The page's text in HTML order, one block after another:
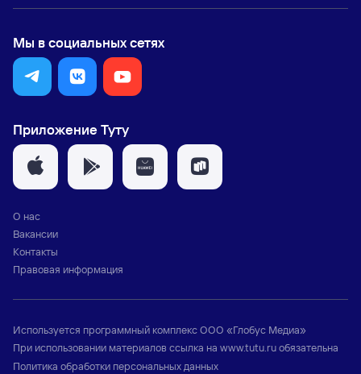
Мы в социальных сетях
Приложение Туту
О нас
Вакансии
Контакты
Правовая информация
Используется программный комплексООО «Глобус Медиа»
При использовании материалов ссылка на www.tutu.ruобязательна
Политика обработки персональных данных